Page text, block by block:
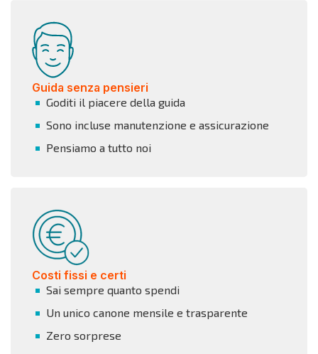
Guida senza pensieri
Goditi il piacere della guida
Sono incluse manutenzione e assicurazione
Pensiamo a tutto noi
Costi fissi e certi
Sai sempre quanto spendi
Un unico canone mensile e trasparente
Zero sorprese